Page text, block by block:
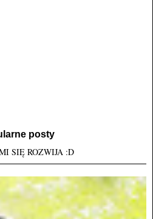
posty
SIĘ ROZWIJA :D